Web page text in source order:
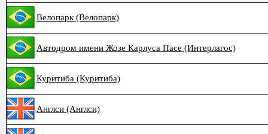
Велопарк (Велопарк)
Автодром имени Жозе Карлуса Пасе (Интерлагос)
Куритиба (Куритиба)
Англси (Англси)